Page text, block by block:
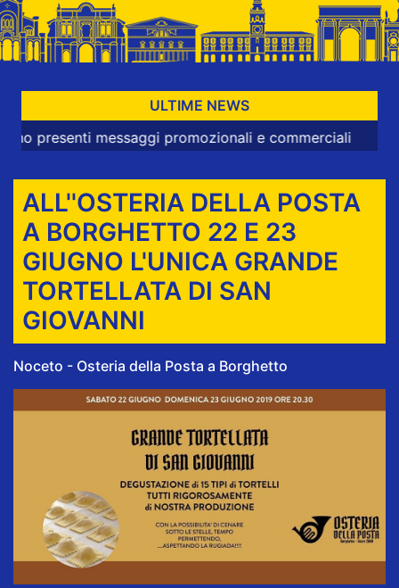
ULTIME NEWS
messaggi promozionali e commerciali
ALL''OSTERIA DELLA POSTA
A BORGHETTO 22 E 23
GIUGNO L'UNICA GRANDE
TORTELLATA DI SAN
GIOVANNI
Noceto - Osteria della Posta a Borghetto